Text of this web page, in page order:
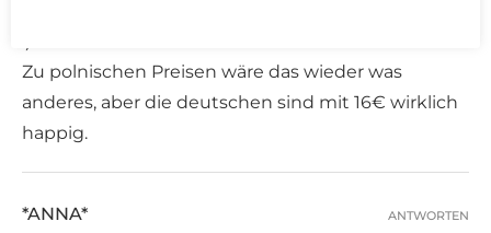
Zu polnischen Preisen wäre das wieder was
anderes, aber die deutschen sind mit 16€ wirklich
happig.
*ANNA* ANTWORTEN